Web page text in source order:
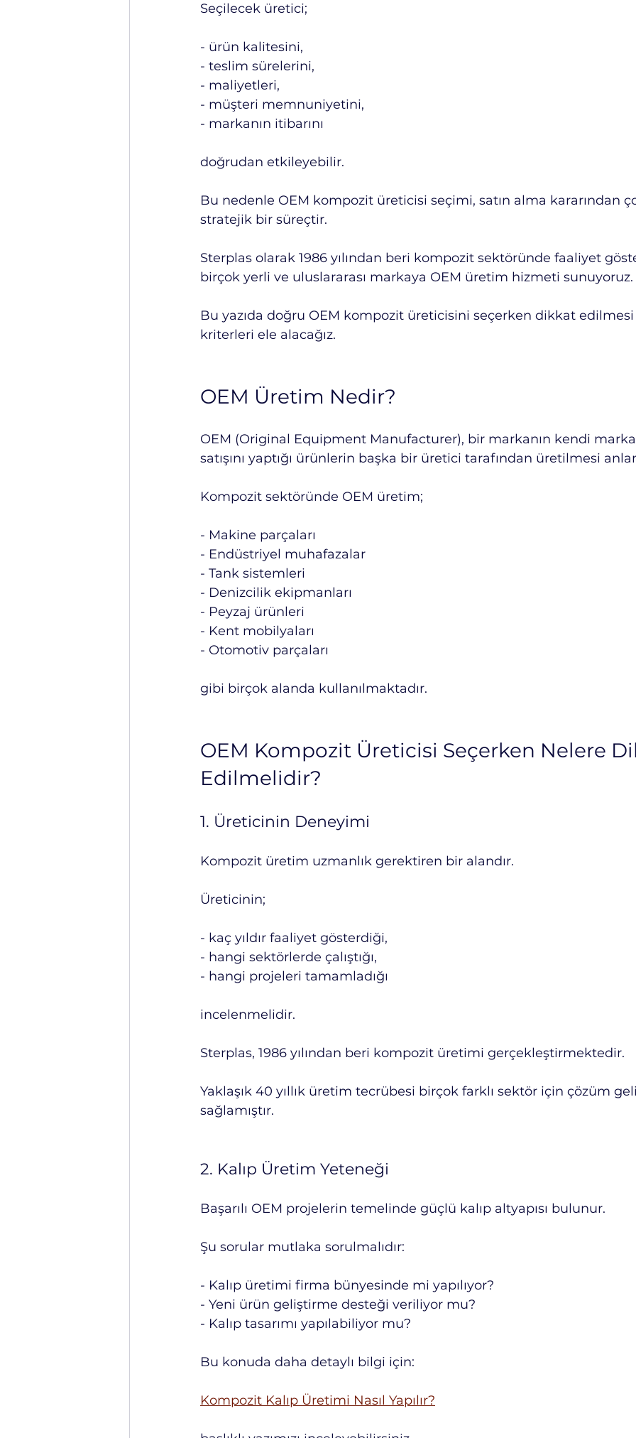
Seçilecek üretici;
- ürün kalitesini,
- teslim sürelerini,
- maliyetleri,
- müşteri memnuniyetini,
- markanın itibarını
doğrudan etkileyebilir.
Bu nedenle OEM kompozit üreticisi seçimi, satın alma kararından
stratejik bir süreçtir.
Sterplas olarak 1986 yılından beri kompozit sektöründe faaliyet
birçok yerli ve uluslararası markaya OEM üretim hizmeti sunuyoruz.
Bu yazıda doğru OEM kompozit üreticisini seçerken dikkat
kriterleri ele alacağız.
OEM Üretim Nedir?
OEM (Original Equipment Manufacturer), bir markanın kendi
satışını yaptığı ürünlerin başka bir üretici tarafından üretilmesi
Kompozit sektöründe OEM üretim;
- Makine parçaları
- Endüstriyel muhafazalar
- Tank sistemleri
- Denizcilik ekipmanları
- Peyzaj ürünleri
- Kent mobilyaları
- Otomotiv parçaları
gibi birçok alanda kullanılmaktadır.
OEM Kompozit Üreticisi Seçerken Nelere
Edilmelidir?
1. Üreticinin Deneyimi
Kompozit üretim uzmanlık gerektiren bir alandır.
Üreticinin;
- kaç yıldır faaliyet gösterdiği,
- hangi sektörlerde çalıştığı,
- hangi projeleri tamamladığı
incelenmelidir.
Sterplas, 1986 yılından beri kompozit üretimi gerçekleştirmektedir.
Yaklaşık 40 yıllık üretim tecrübesi birçok farklı sektör için çözüm
sağlamıştır.
2. Kalıp Üretim Yeteneği
Başarılı OEM projelerin temelinde güçlü kalıp altyapısı bulunur.
Şu sorular mutlaka sorulmalıdır:
- Kalıp üretimi firma bünyesinde mi yapılıyor?
- Yeni ürün geliştirme desteği veriliyor mu?
- Kalıp tasarımı yapılabiliyor mu?
Bu konuda daha detaylı bilgi için:
Kompozit Kalıp Üretimi Nasıl Yapılır?